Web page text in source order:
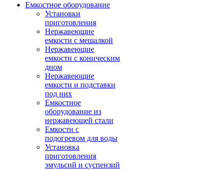
Емкостное оборудование
Установки
приготовления
Нержавеющие
емкости с мешалкой
Нержавеющие
емкости с коническим
дном
Нержавеющие
емкости и подставки
под них
Емкостное
оборудование из
нержавеющей стали
Емкости с
подогревом для воды
Установка
приготовления
эмульсий и суспензий